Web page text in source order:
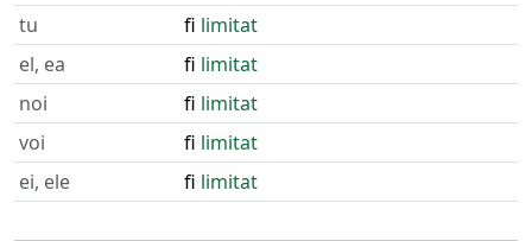
tu
fi limitat
el, ea
fi limitat
noi
fi limitat
voi
fi limitat
ei, ele
fi limitat